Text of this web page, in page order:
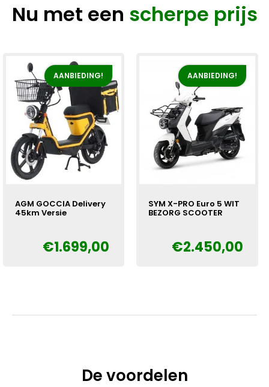
Nu met een scherpe prijs
AANBIEDING!
AGM GOCCIA Delivery
45km Versie
Oorspronkelijke
€1.699,00
Huidige
AANBIEDING!
SYM X-PRO Euro 5 WIT
BEZORG SCOOTER
Oorspronkelijke
€2.450,00
Huidige
De voordelen